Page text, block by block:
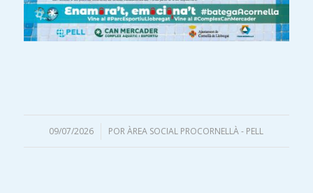
09/07/2026
/ PORÀREA SOCIAL PROCORNELLÀ - PELL